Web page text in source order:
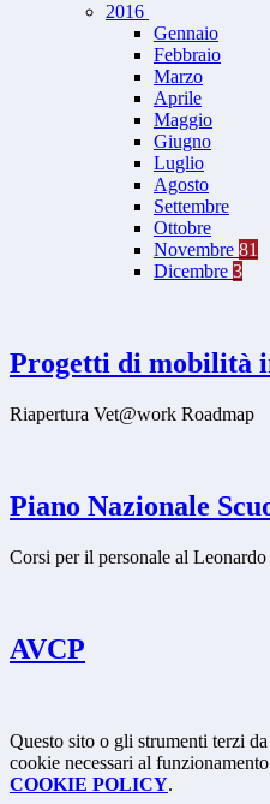
2016
Gennaio
Febbraio
Marzo
Aprile
Maggio
Giugno
Luglio
Agosto
Settembre
Ottobre
Novembre 81
Dicembre 3
Progetti di mobilità
Riapertura Vet@work Roadmap
Piano Nazionale
Corsi per il personale al
AVCP
Questo sito o gli strumenti terzi
cookie necessari al
COOKIE POLICY.